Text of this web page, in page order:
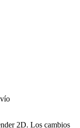
2D. Los cambios